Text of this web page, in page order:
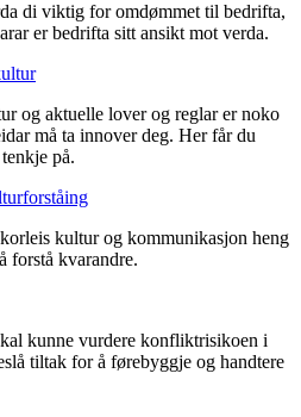
di viktig for omdømmet til bedrifta,
er bedrifta sitt ansikt mot verda.
og aktuelle lover og reglar er noko
må ta innover deg. Her får du
på.
kultur og kommunikasjon heng
forstå kvarandre.
kunne vurdere konfliktrisikoen i
tiltak for å førebyggje og handtere